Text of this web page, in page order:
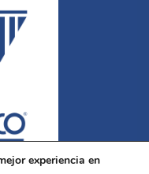
experiencia en